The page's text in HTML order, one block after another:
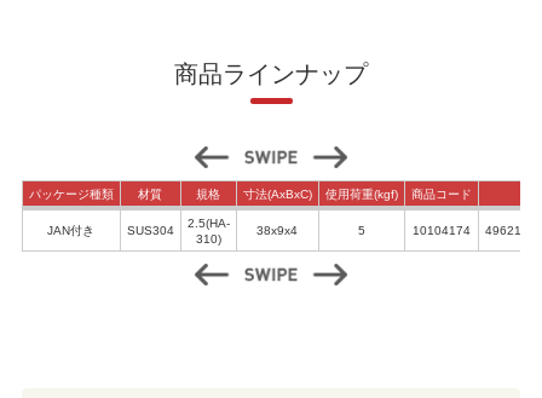
商品ラインナップ
パッケージ種類 材質 規格 寸法(AxBxC) 使用荷重(kgf) 商品コード
JAN付き SUS304
2.5(HA-
310)
38x9x4 5 10104174